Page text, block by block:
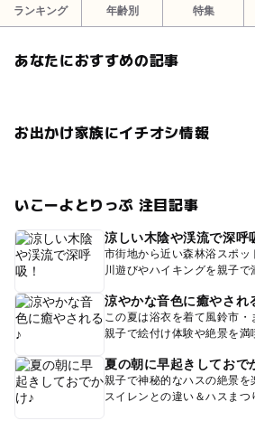
ランキング 年齢別 特集
あなたにおすすめの記事
お出かけ家族にイチオシ情報
いこーよとりっぷ 注目記事
涼しい木陰や渓流で深呼
市街地から近い森林浴スポッ
川遊びやハイキングを親子で
涼やかな音色に癒やされ
この夏は浴衣を着て風鈴市・
親子で絵付け体験や絶景を満
夏の朝に早起きしておで
親子で神秘的なハスの絶景を
スイレンとの違い＆ハスまつ